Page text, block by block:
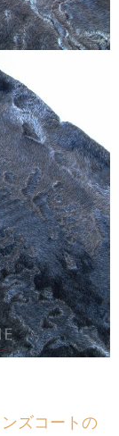
ズコートの